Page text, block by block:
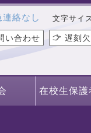
文字サイ
い合わせ 遅刻
連絡なし
在校生保護